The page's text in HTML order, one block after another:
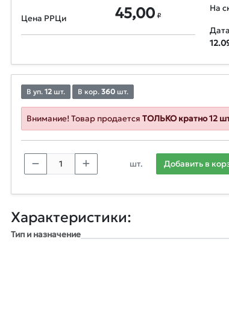
Цена РРЦи 45,00 ₽
На
В уп. 12 шт. В кор. 360 шт.
Внимание! Товар продается ТОЛЬКО кратно 12
шт. Добавить в
Характеристики:
Тип и назначение